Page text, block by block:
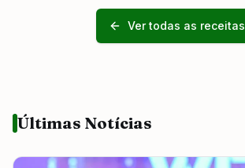
Ver todas as receitas
Últimas Notícias